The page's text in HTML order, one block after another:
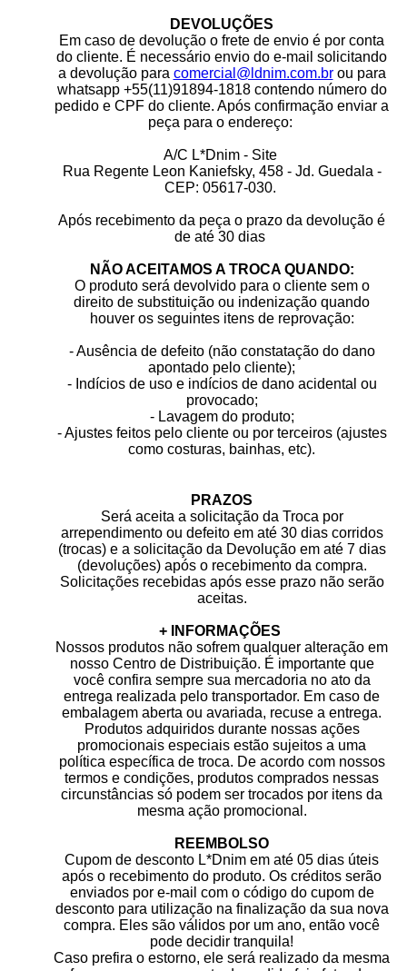
DEVOLUÇÕES
Em caso de devolução o frete de envio é por conta
do cliente. É necessário envio do e-mail solicitando
a devolução para comercial@ldnim.com.brou para
whatsapp +55(11)91894-1818 contendo número do
pedido e CPF do cliente. Após confirmação enviar a
peça para o endereço:
A/C L*Dnim - Site
Rua Regente Leon Kaniefsky, 458 - Jd. Guedala -
CEP: 05617-030.
Após recebimento da peça o prazo da devolução é
de até 30 dias
NÃO ACEITAMOS A TROCA QUANDO:
O produto será devolvido para o cliente sem o
direito de substituição ou indenização quando
houver os seguintes itens de reprovação:
- Ausência de defeito (não constatação do dano
apontado pelo cliente);
- Indícios de uso e indícios de dano acidental ou
provocado;
- Lavagem do produto;
- Ajustes feitos pelo cliente ou por terceiros (ajustes
como costuras, bainhas, etc).
PRAZOS
Será aceita a solicitação da Troca por
arrependimento ou defeito em até 30 dias corridos
(trocas) e a solicitação da Devolução em até 7 dias
(devoluções) após o recebimento da compra.
Solicitações recebidas após esse prazo não serão
aceitas.
+ INFORMAÇÕES
Nossos produtos não sofrem qualquer alteração em
nosso Centro de Distribuição. É importante que
você confira sempre sua mercadoria no ato da
entrega realizada pelo transportador. Em caso de
embalagem aberta ou avariada, recuse a entrega.
Produtos adquiridos durante nossas ações
promocionais especiais estão sujeitos a uma
política específica de troca. De acordo com nossos
termos e condições, produtos comprados nessas
circunstâncias só podem ser trocados por itens da
mesma ação promocional.
REEMBOLSO
Cupom de desconto L*Dnim em até 05 dias úteis
após o recebimento do produto. Os créditos serão
enviados por e-mail com o código do cupom de
desconto para utilização na finalização da sua nova
compra. Eles são válidos por um ano, então você
pode decidir tranquila!
Caso prefira o estorno, ele será realizado da mesma